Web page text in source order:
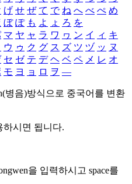
げ せ ぜ て で ね へ べ ぺ め
ぼ ぽ も よ ょ ろ を
マ ヤ ャ ラ ワ ヮ ン イ ィ キ
ウ ゥ ク グ ス ズ ツ ヅ ッ ヌ
セ ゼ テ デ ヘ ベ ペ メ レ オ
モ ヨ ョ ロ ヲ ―
병음)방식으로 중국어를 변환
하시면 됩니다.
을 입력하시고 space를